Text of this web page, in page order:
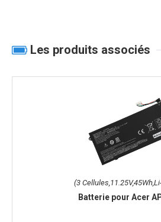
Les produits associés
(3
Batterie pour Acer